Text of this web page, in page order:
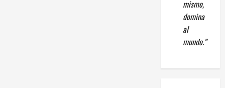
mismo,
domina
al
mundo.”